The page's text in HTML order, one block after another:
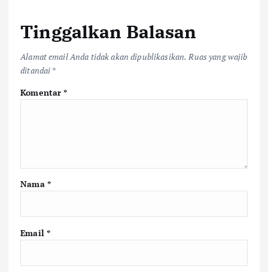
Tinggalkan Balasan
Alamat email Anda tidak akan dipublikasikan. Ruas yang wajib
ditandai *
Komentar*
Nama *
Email *